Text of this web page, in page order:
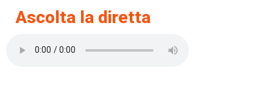
Ascolta la diretta